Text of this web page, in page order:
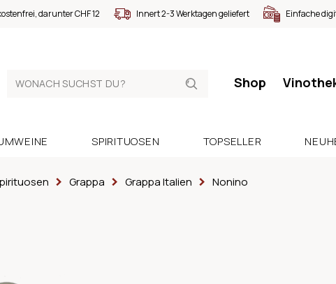
darunter CHF 12 Innert 2-3 Werktagen geliefert Einfache
Shop
SPIRITUOSEN TOPSELLER
Grappa Grappa Italien Nonino